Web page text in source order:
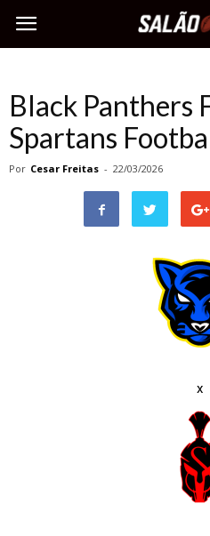
Black Panthers
Spartans
Por Cesar Freitas - 22/03/2026
x